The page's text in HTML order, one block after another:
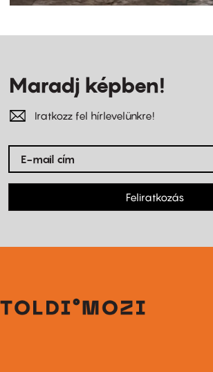
Maradj képben!
Iratkozz fel hírlevelünkre!
Feliratkozás